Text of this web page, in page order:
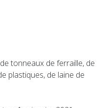
tonneaux de ferraille, de
plastiques, de laine de